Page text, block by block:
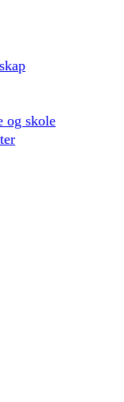
og skole